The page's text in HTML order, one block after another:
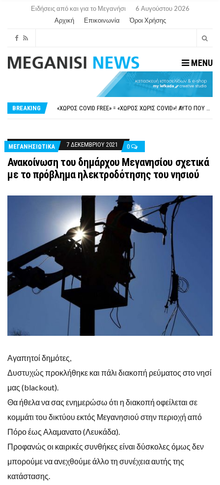
Ειδήσεις από και για το Μεγανήσι
6 Αυγούστου 2026
Αρχική
Επικοινωνία Όροι Χρήσης
MENU
BREAKING
ΝΥΔΡΊ:ΠΙΆΣΤΗΚΑΝ ΣΤΟ ΞΎΛΟ ΟΙ ΙΔΙΟΚΤΉΤΕΣ ΤΟΥΡΙΣΤΙΚΏΝ ΣΚΑΦΏΝ.
«ΧΏΡΟΣ COVID FREE» = «ΧΏΡΟΣ ΧΩΡΊΣ COVID»! ΑΥΤΌ ΠΟΥ ΚΑΝΕΊΣ ΔΕΝ ΈΧΕΙ ΤΟΛΜΉΣΕΙ ΝΑ ΡΩΤΉΣΕΙ
ΠΕΡΊ ΑΝΑΣΤΟΛΉΣ ΝΗΠΙΑΓΩΓΕΊΩΝ ΣΤΗ ΛΕΥΚΆΔΑ
ΜΕΓΑΝΗΣΙΩΤΙΚΑ
7 ΔΕΚΕΜΒΡΊΟΥ 2021 0
Ανακοίνωση του δημάρχου Μεγανησίου σχετικά
με το πρόβλημα ηλεκτροδότησης του νησιού
Αγαπητοί δημότες,
Δυστυχώς προκλήθηκε και πάλι διακοπή ρεύματος στο νησί
μας (blackout).
Θα ήθελα να σας ενημερώσω ότι η διακοπή οφείλεται σε
κομμάτι του δικτύου εκτός Μεγανησιού στην περιοχή από
Πόρο έως Αλαμανατο (Λευκάδα).
Προφανώς οι καιρικές συνθήκες είναι δύσκολες όμως δεν
μπορούμε να ανεχθούμε άλλο τη συνέχεια αυτής της
κατάστασης.